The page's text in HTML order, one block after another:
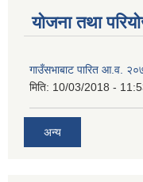
योजना तथा
गाउँसभाबाट पारित आ.व.
मिति: 10/03/2018 -
अन्य